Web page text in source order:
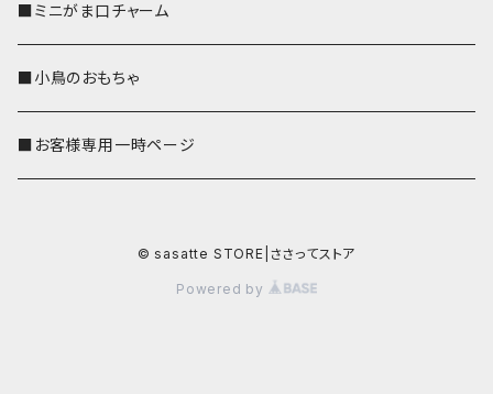
■ミニがま口チャーム
■小鳥のおもちゃ
■お客様専用一時ページ
© sasatte STORE|ささってストア
Powered by